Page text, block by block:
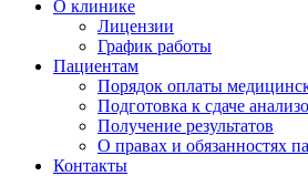
О клинике
Лицензии
График работы
Пациентам
Порядок оплаты
Подготовка к сдаче
Получение результатов
О правах и обязанностях
Контакты